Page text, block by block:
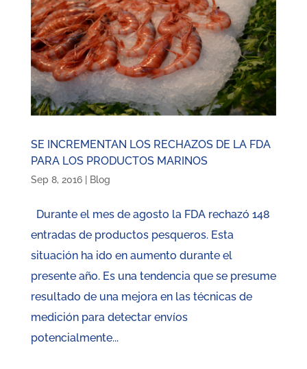
SE INCREMENTAN LOS RECHAZOS DE LA FDA
PARA LOS PRODUCTOS MARINOS
Sep 8, 2016| Blog
Durante el mes de agosto la FDA rechazó 148
entradas de productos pesqueros. Esta
situación ha ido en aumento durante el
presente año. Es una tendencia que se presume
resultado de una mejora en las técnicas de
medición para detectar envíos
potencialmente...